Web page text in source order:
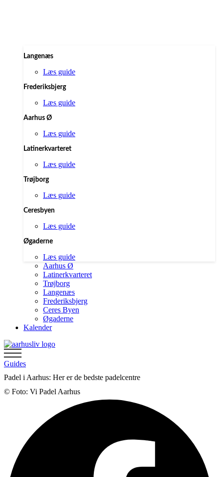
Langenæs
Læs guide
Frederiksbjerg
Læs guide
Aarhus Ø
Læs guide
Latinerkvarteret
Læs guide
Trøjborg
Læs guide
Ceresbyen
Læs guide
Øgaderne
Læs guide
Aarhus Ø
Latinerkvarteret
Trøjborg
Langenæs
Frederiksbjerg
Ceres Byen
Øgaderne
Kalender
Guides
Padel i Aarhus: Her er de bedste padelcentre
© Foto: Vi Padel Aarhus